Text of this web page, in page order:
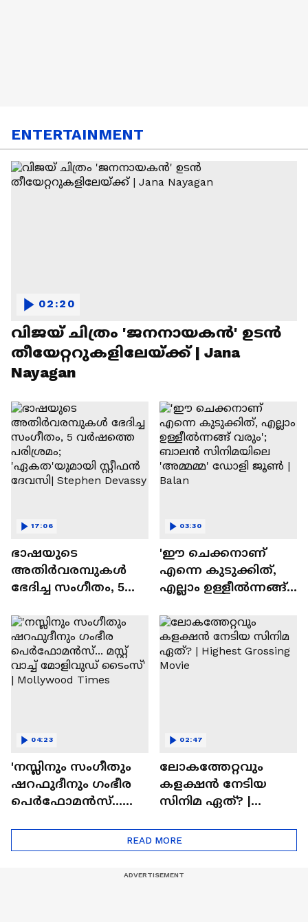
ENTERTAINMENT
വിജയ് ചിത്രം 'ജനനായകൻ' ഉടൻ
തീയേറ്ററുകളിലേയ്ക്ക് | Jana
Nayagan
02:20
ഭാഷയുടെ
അതിർവരമ്പുകൾ
ഭേദിച്ച സംഗീതം, 5
'ഏകത'യുമായി
സ്റ്റീഫൻ ദേവസി|
Stephen Devassy
17:06
'ഈ ചെക്കനാണ്
എന്നെ കുടുക്കിത്,
എല്ലാം ഉള്ളീൽന്നങ്ങ്
സിനിമയിലെ
'അമ്മമ്മ' ഡോളി
ജൂൺ | Balan
03:30
'നസ്ലിനും സംഗീതും
ഷറഫുദീനും ഗംഭീര
പെർഫോമൻസ്...
ടൈംസ്' | Mollywood
Times
04:23
ലോകത്തേറ്റവും
കളക്ഷൻ നേടിയ
സിനിമ ഏത്? |
Movie
02:47
READ MORE